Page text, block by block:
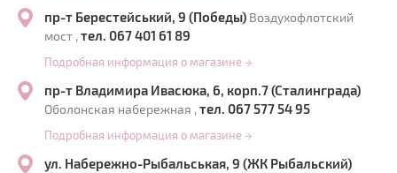
пр-т Берестейський, 9 (Победы) Воздухофлотский
мост , тел. 067 401 61 89
Подробная информация о магазине →
пр-т Владимира Ивасюка, 6, корп.7 (Сталинграда)
Оболонская набережная , тел. 067 577 54 95
Подробная информация о магазине →
ул. Набережно-Рыбальськая, 9 (ЖК Рыбальский)